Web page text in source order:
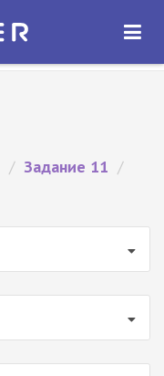
ОТКРЫТЬ
/ Задание 11 /